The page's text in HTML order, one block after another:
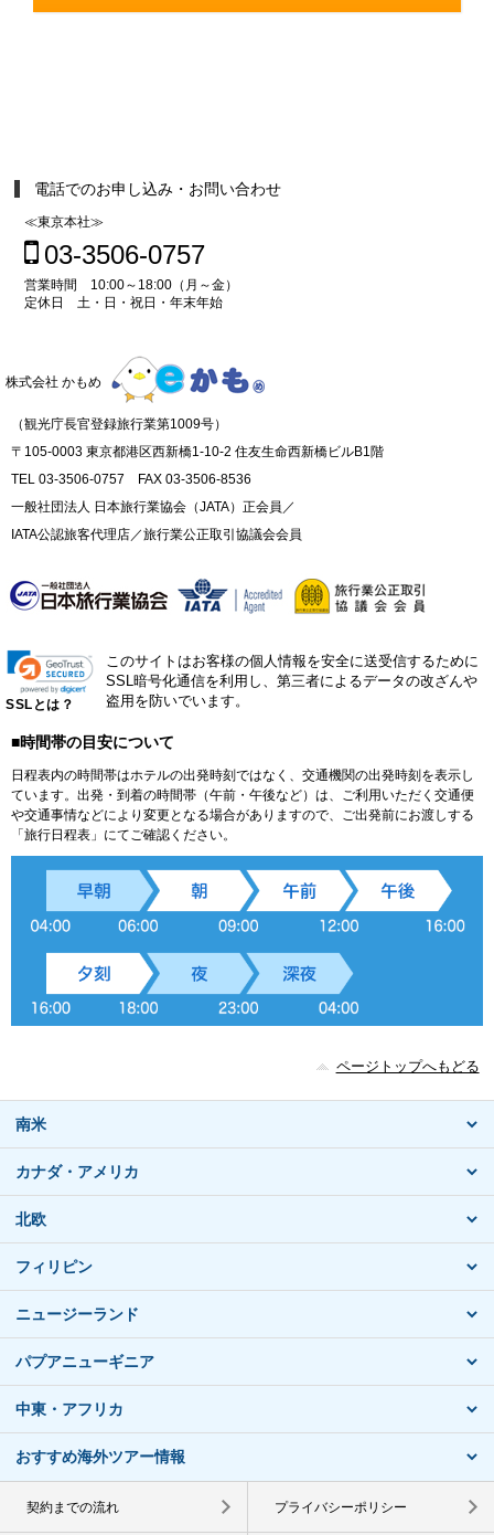
電話でのお申し込み・お問い合わせ
≪東京本社≫
03-3506-0757
営業時間 10:00～18:00（月～金）
定休日 土・日・祝日・年末年始
株式会社 かもめ
（観光庁長官登録旅行業第1009号）
〒105-0003 東京都港区西新橋1-10-2 住友生命西新橋ビルB1階
TEL 03-3506-0757 FAX 03-3506-8536
一般社団法人 日本旅行業協会（JATA）正会員／
IATA公認旅客代理店／旅行業公正取引協議会会員
SSLとは？
このサイトはお客様の個人情報を安全に送受信するために
SSL暗号化通信を利用し、第三者によるデータの改ざんや
盗用を防いでいます。
■時間帯の目安について
日程表内の時間帯はホテルの出発時刻ではなく、交通機関の出発時刻を表示し
ています。出発・到着の時間帯（午前・午後など）は、ご利用いただく交通便
や交通事情などにより変更となる場合がありますので、ご出発前にお渡しする
「旅行日程表」にてご確認ください。
ページトップへもどる
南米
カナダ・アメリカ
北欧
フィリピン
ニュージーランド
パプアニューギニア
中東・アフリカ
おすすめ海外ツアー情報
契約までの流れ プライバシーポリシー